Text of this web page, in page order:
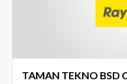
TAMAN TEKNO BSD